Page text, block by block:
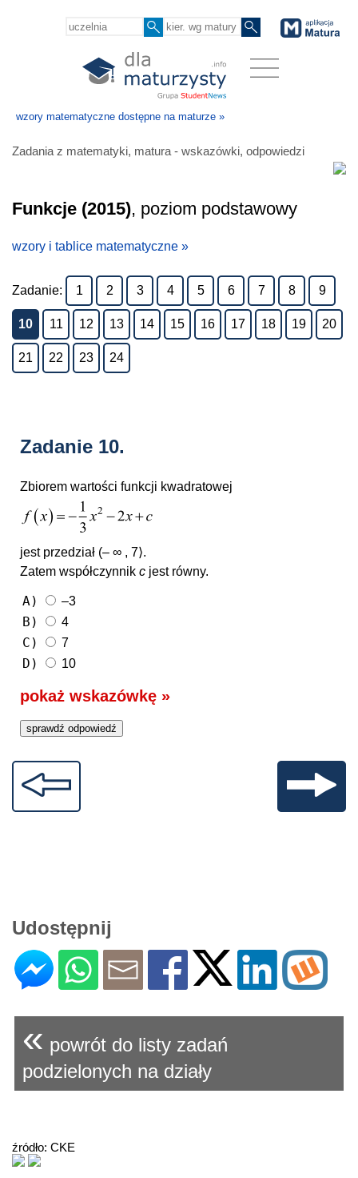
wzory matematyczne dostępne na maturze »
Zadania z matematyki, matura - wskazówki, odpowiedzi
Funkcje (2015), poziom podstawowy
wzory i tablice matematyczne »
Zadanie: 1 2 3 4 5 6 7 8 9
10 11 12 13 14 15 16 17 18 19 20
21 22 23 24
Zadanie 10.
Zbiorem wartości funkcji kwadratowej
jest przedział (– ∞ , 7⟩.
Zatem współczynnik c jest równy.
A) –3
B) 4
C) 7
D) 10
pokaż wskazówkę »
Udostępnij
« powrót do listy zadań
podzielonych na działy
źródło: CKE